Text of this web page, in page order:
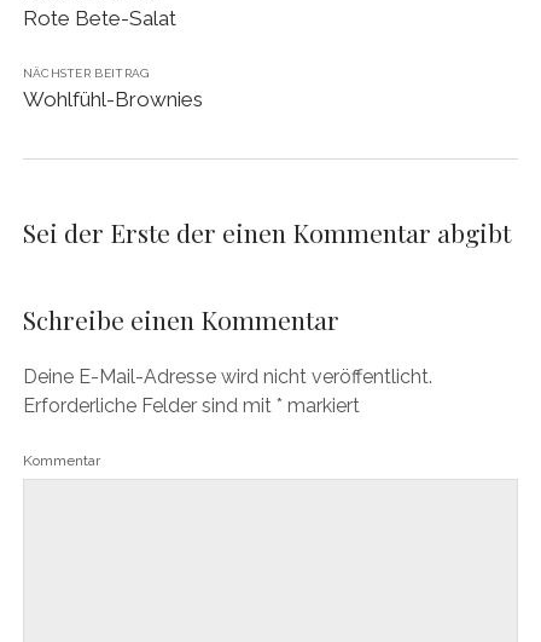
Rote Bete-Salat
NÄCHSTER BEITRAG
Wohlfühl-Brownies
Sei der Erste der einen Kommentar abgibt
Schreibe einen Kommentar
Deine E-Mail-Adresse wird nicht veröffentlicht.
Erforderliche Felder sind mit * markiert
Kommentar